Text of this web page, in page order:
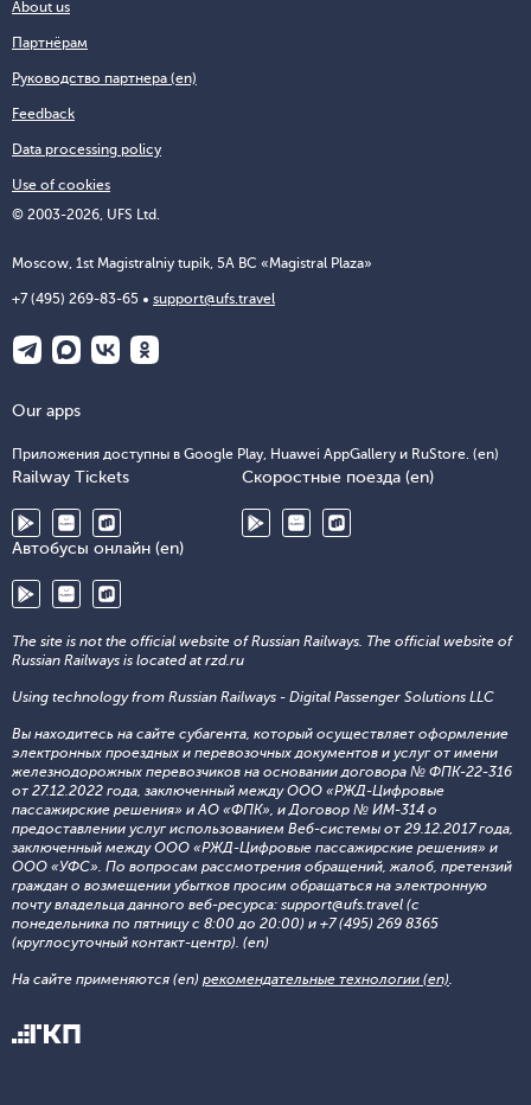
© 2003-2026, UFS Ltd.
Moscow, 1st Magistralniy tupik, 5A BC «Magistral Plaza»
+7 (495) 269-83-65 support@ufs.travel
About us
Партнёрам
Руководство партнера (en)
Feedback
Data processing policy
Use of cookies
Our apps
Приложения доступны в Google Play, Huawei AppGallery и RuStore. (en)
Railway Tickets Скоростные поезда (en)
Автобусы онлайн (en)
The site is not the official website of Russian Railways. The official website of
Russian Railways is located at rzd.ru
Using technology from Russian Railways - Digital Passenger Solutions LLC
Вы находитесь на сайте субагента, который осуществляет оформление
электронных проездных и перевозочных документов и услуг от имени
железнодорожных перевозчиков на основании договора № ФПК-22-316
от 27.12.2022 года, заключенный между ООО «РЖД-Цифровые
пассажирские решения» и АО «ФПК», и Договор № ИМ-314 о
предоставлении услуг использованием Веб-системы от 29.12.2017 года,
заключенный между ООО «РЖД-Цифровые пассажирские решения» и
ООО «УФС». По вопросам рассмотрения обращений, жалоб, претензий
граждан о возмещении убытков просим обращаться на электронную
почту владельца данного веб-ресурса: support@ufs.travel (с
понедельника по пятницу с 8:00 до 20:00) и +7 (495) 269 8365
(круглосуточный контакт-центр). (en)
На сайте применяются (en) рекомендательные технологии (en)